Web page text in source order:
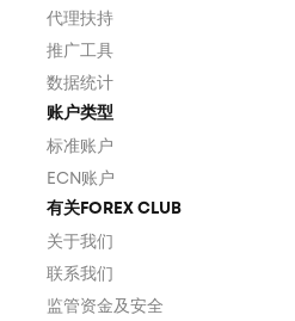
代理扶持
推广工具
数据统计
账户类型
标准账户
ECN账户
有关FOREX CLUB
关于我们
联系我们
监管资金及安全